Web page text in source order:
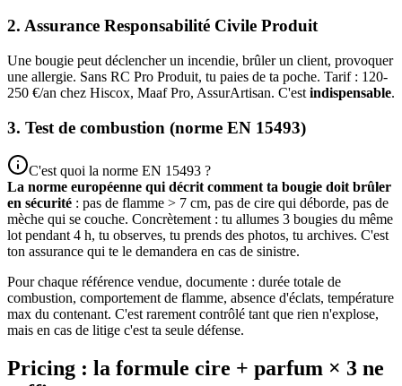
2. Assurance Responsabilité Civile Produit
Une bougie peut déclencher un incendie, brûler un client, provoquer
une allergie. Sans RC Pro Produit, tu paies de ta poche. Tarif : 120-
250 €/an chez Hiscox, Maaf Pro, AssurArtisan. C'est indispensable.
3. Test de combustion (norme EN 15493)
C'est quoi la norme EN 15493 ?
La norme européenne qui décrit comment ta bougie doit brûler
en sécurité : pas de flamme > 7 cm, pas de cire qui déborde, pas de
mèche qui se couche. Concrètement : tu allumes 3 bougies du même
lot pendant 4 h, tu observes, tu prends des photos, tu archives. C'est
ton assurance qui te le demandera en cas de sinistre.
Pour chaque référence vendue, documente : durée totale de
combustion, comportement de flamme, absence d'éclats, température
max du contenant. C'est rarement contrôlé tant que rien n'explose,
mais en cas de litige c'est ta seule défense.
Pricing : la formule cire + parfum × 3 ne